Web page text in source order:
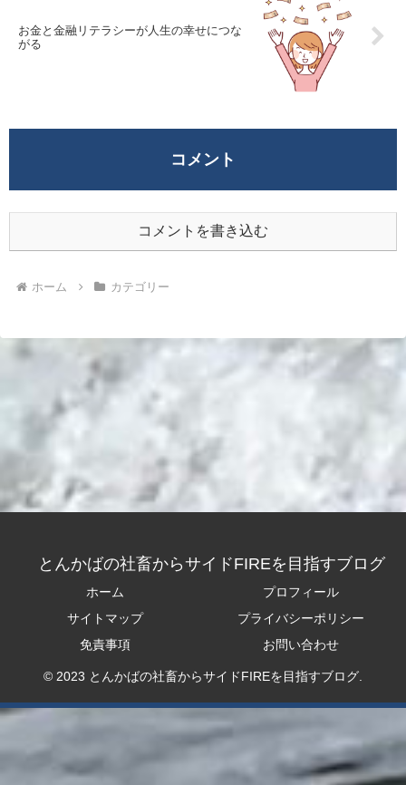
お金と金融リテラシーが人生の幸せにつな
がる
コメント
コメントを書き込む
ホーム カテゴリー
とんかばの社畜からサイドFIREを目指すブログ
ホーム
プロフィール
サイトマップ
プライバシーポリシー
免責事項
お問い合わせ
© 2023 とんかばの社畜からサイドFIREを目指すブログ.